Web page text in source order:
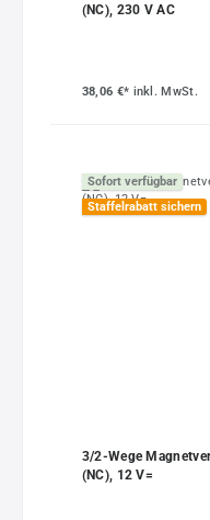
(NC), 230 V AC
38,06 €* inkl. MwSt.
Sofort verfügbar
Staffelrabatt sichern
3/2-Wege
(NC), 12 V=